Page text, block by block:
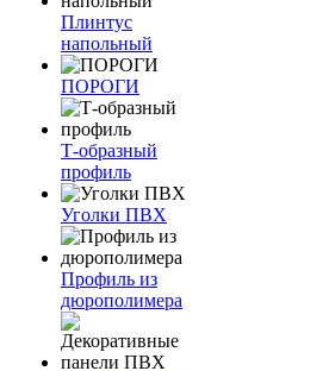
Плинтус
напольный
ПОРОГИ
Т-образный
профиль
Уголки ПВХ
Профиль из
дюрополимера